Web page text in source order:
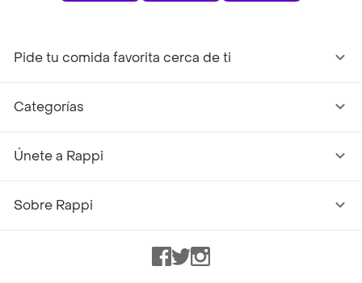
Pide tu comida favorita cerca de ti
Categorías
Únete a Rappi
Sobre Rappi
Facebook
TwitterInstagram